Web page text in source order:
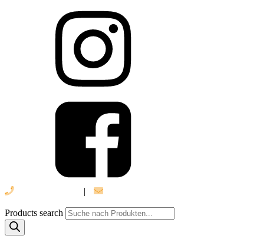
|
Products search